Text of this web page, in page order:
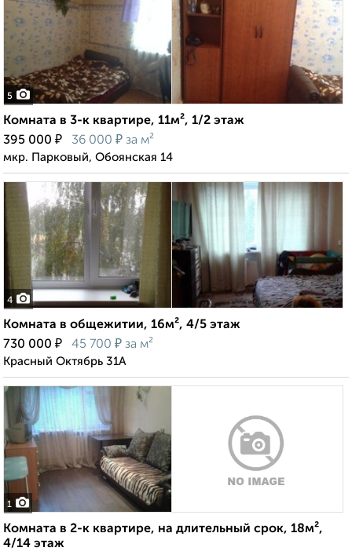
5
Комната в 3-к квартире, 11м², 1/2 этаж
395 000 ₽ 36 000 ₽ за м²
мкр. Парковый, Обоянская 14
4
Комната в общежитии, 16м², 4/5 этаж
730 000 ₽ 45 700 ₽ за м²
Красный Октябрь 31А
1
Комната в 2-к квартире, на длительный срок, 18м²,
4/14 этаж